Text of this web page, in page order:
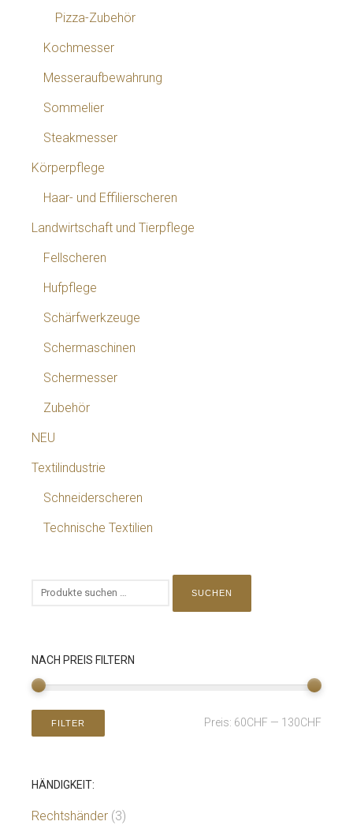
Pizza-Zubehör
Kochmesser
Messeraufbewahrung
Sommelier
Steakmesser
Körperpflege
Haar- und Effilierscheren
Landwirtschaft und Tierpflege
Fellscheren
Hufpflege
Schärfwerkzeuge
Schermaschinen
Schermesser
Zubehör
NEU
Textilindustrie
Schneiderscheren
Technische Textilien
SUCHEN
NACH PREIS FILTERN
FILTER Preis: 60CHF — 130CHF
HÄNDIGKEIT:
Rechtshänder (3)